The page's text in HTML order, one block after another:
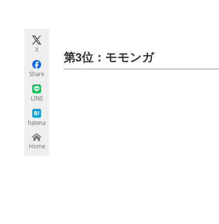
ちょっと気になるネットの話題
X
Share
LINE
hatena
Home
第3位：モモンガ